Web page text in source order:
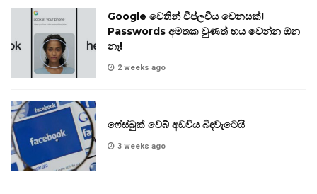
Google වෙතින් විප්ලවීය වෙනසක්!
Passwords අමතක වුණත් භය වෙන්න ඕන
නෑ!
2 weeks ago
ෆේස්බුක් වෙබ් අඩවිය බිඳවැටෙයි
3 weeks ago